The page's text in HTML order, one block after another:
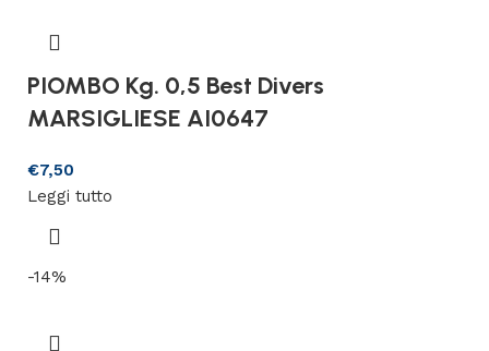
PIOMBO Kg. 0,5 Best Divers
MARSIGLIESE AI0647
€7,50
Leggi tutto
-14%